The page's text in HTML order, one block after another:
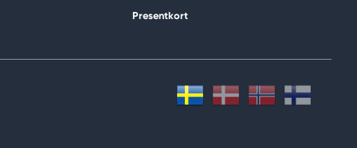
Presentkort